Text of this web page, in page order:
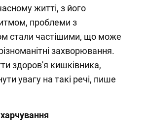
житті, з його
проблеми з
стали частішими, що може
захворювання.
здоров'я кишківника,
увагу на такі речі, пише